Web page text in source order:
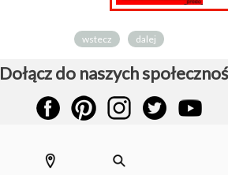
wstecz dalej
Dołącz do naszych